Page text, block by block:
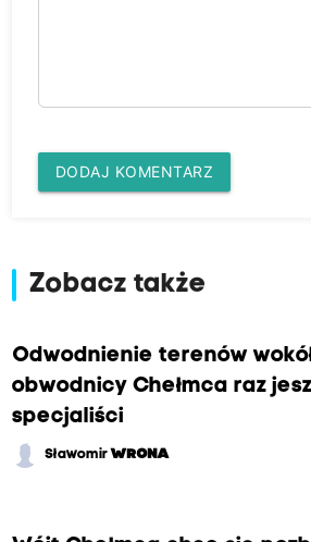
DODAJ KOMENTARZ
Zobacz także
Odwodnienie terenów
obwodnicy Chełmca raz
specjaliści
Sławomir WRONA